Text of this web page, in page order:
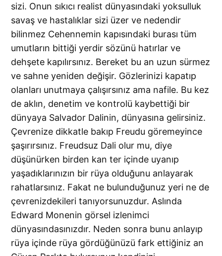
sizi. Onun sıkıcı realist dünyasındaki yoksulluk
savaş ve hastalıklar sizi üzer ve nedendir
bilinmez Cehennemin kapısındaki burası tüm
umutların bittiği yerdir sözünü hatırlar ve
dehşete kapılırsınız. Bereket bu an uzun sürmez
ve sahne yeniden değişir. Gözlerinizi kapatıp
olanları unutmaya çalışırsınız ama nafile. Bu kez
de aklın, denetim ve kontrolü kaybettiği bir
dünyaya Salvador Dalinin, dünyasına gelirsiniz.
Çevrenize dikkatle bakıp Freudu göremeyince
şaşırırsınız. Freudsuz Dali olur mu, diye
düşünürken birden kan ter içinde uyanıp
yaşadıklarınızın bir rüya olduğunu anlayarak
rahatlarsınız. Fakat ne bulunduğunuz yeri ne de
çevrenizdekileri tanıyorsunuzdur. Aslında
Edward Monenin görsel izlenimci
dünyasındasınızdır. Neden sonra bunu anlayıp
rüya içinde rüya gördüğünüzü fark ettiğiniz an